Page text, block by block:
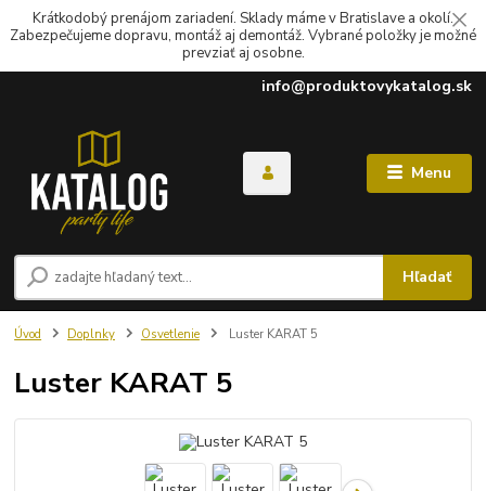
Krátkodobý prenájom zariadení. Sklady máme v Bratislave a okolí.
Zabezpečujeme dopravu, montáž aj demontáž. Vybrané položky je možné
prevziať aj osobne.
Menu
Hľadať
info@produktovykatalog.sk
Úvod Doplnky Osvetlenie Luster KARAT 5
Luster KARAT 5